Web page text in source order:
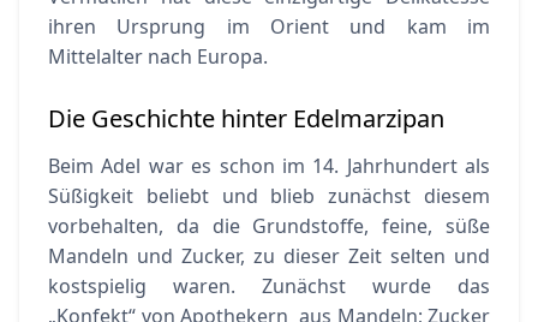
ihren Ursprung im Orient und kam im
Mittelalter nach Europa.
Die Geschichte hinter Edelmarzipan
Beim Adel war es schon im 14. Jahrhundert als
Süßigkeit beliebt und blieb zunächst diesem
vorbehalten, da die Grundstoffe, feine, süße
Mandeln und Zucker, zu dieser Zeit selten und
kostspielig waren. Zunächst wurde das
„Konfekt“ von Apothekern aus Mandeln; Zucker